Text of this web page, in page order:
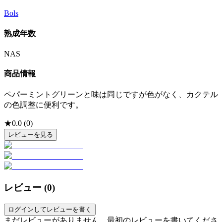
Bols
熟成年数
NAS
商品情報
ペパーミントグリーンと味は同じですが色がなく、カクテル
の色調整に便利です。
★0.0 (0)
レビューを見る
レビュー (0)
ログインしてレビューを書く
まだレビューがありません。最初のレビューを書いてくださ